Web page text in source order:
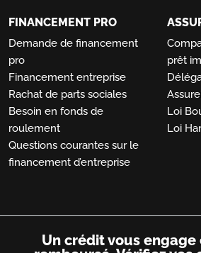
FINANCEMENT PRO
Demande de financement
pro
Financement entreprise
Rachat de parts sociales
Besoin en fonds de
roulement
Questions courantes sur le
financement d’entreprise
prêt
Loi
Loi
Un crédit vous